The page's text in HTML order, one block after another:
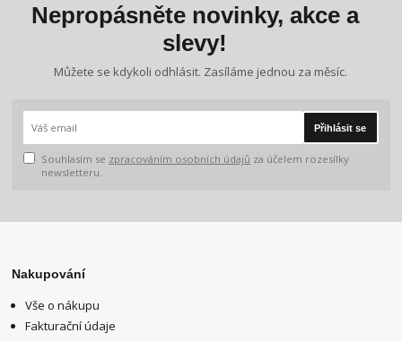
Nepropásněte novinky, akce a
slevy!
Můžete se kdykoli odhlásit. Zasíláme jednou za měsíc.
Přihlásit se
Souhlasím se zpracováním osobních údajů za účelem rozesílky
newsletteru.
Nakupování
Vše o nákupu
Fakturační údaje